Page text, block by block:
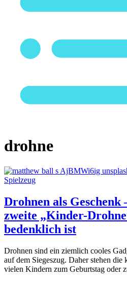
drohne
Spielzeug
Drohnen als Geschenk
zweite „Kinder-
bedenklich ist
Drohnen sind ein ziemlich cooles
auf dem Siegeszug. Daher stehen die
vielen Kindern zum Geburtstag oder